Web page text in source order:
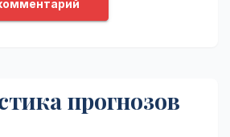
прогнозов